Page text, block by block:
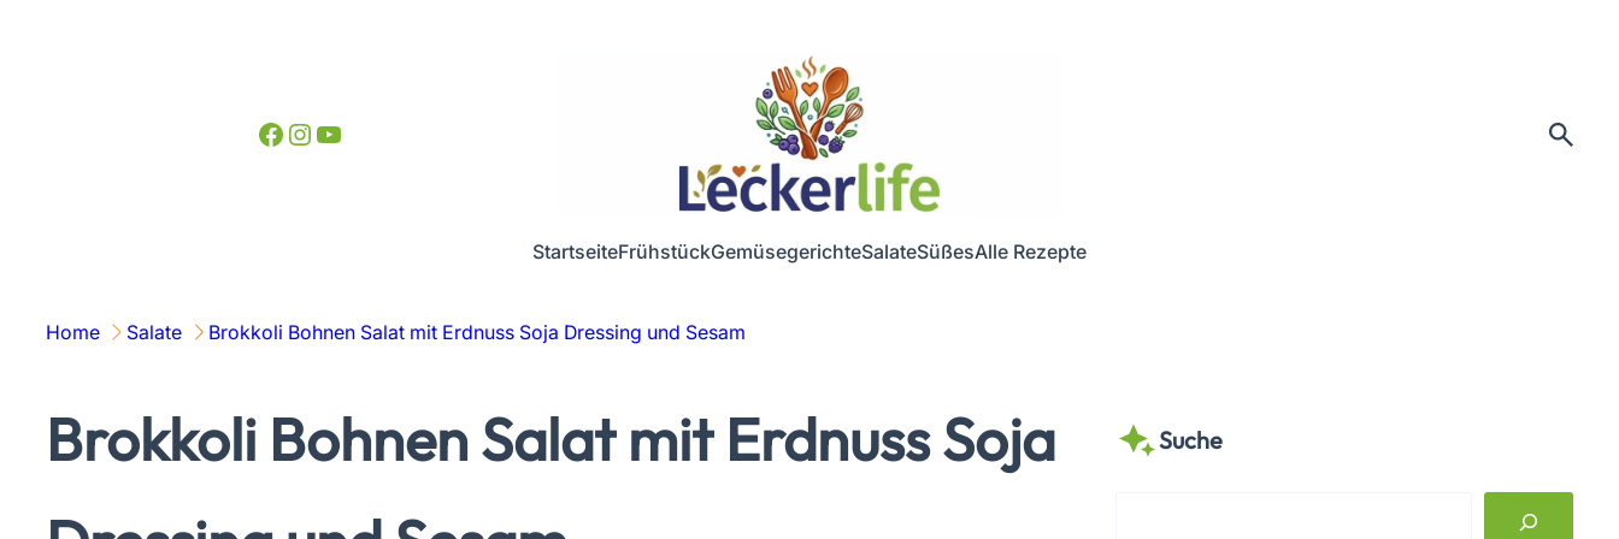
Facebook InstagramYouTube
StartseiteFrühstückGemüsegerichteSalateSüßesAlle Rezepte
Home Salate Brokkoli Bohnen Salat mit Erdnuss Soja Dressing und Sesam
Brokkoli Bohnen Salat mit Erdnuss Soja
Suche